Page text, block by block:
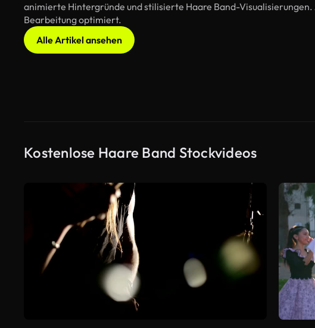
animierte Hintergründe und stilisierte Haare Band-
Bearbeitung optimiert.
Alle Artikel ansehen
Kostenlose Haare Band Stockvideos